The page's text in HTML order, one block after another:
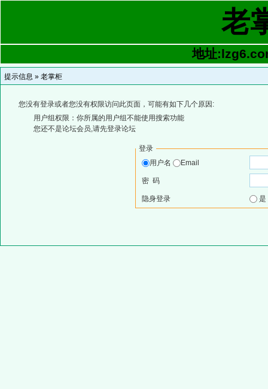
老
地址
提示信息 » 老掌柜
您没有登录或者您没有权限访问此页面，可能有如下几个原因:
用户组权限：你所属的用户组不能使用搜索功能
您还不是论坛会员,请先登录论坛
登录
用户名
Email
密 码
隐身登录